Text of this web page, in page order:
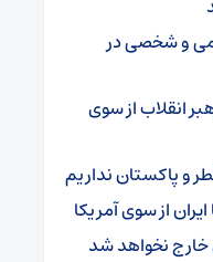
و شخصی در
انقلاب از سوی
و پاکستان نداریم
از سوی آمریکا
خارج نخواهد شد